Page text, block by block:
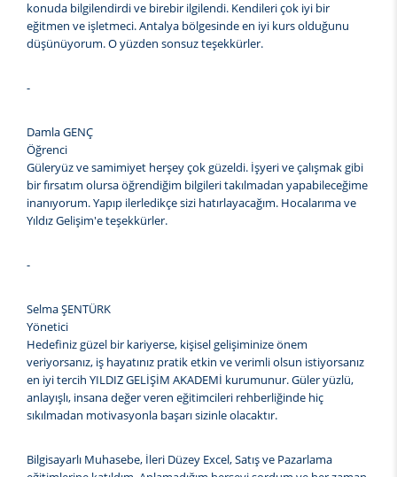
konuda bilgilendirdi ve birebir ilgilendi. Kendileri çok iyi bir
eğitmen ve işletmeci. Antalya bölgesinde en iyi kurs olduğunu
düşünüyorum. O yüzden sonsuz teşekkürler.
-
Damla GENÇ
Öğrenci
Güleryüz ve samimiyet herşey çok güzeldi. İşyeri ve çalışmak gibi
bir fırsatım olursa öğrendiğim bilgileri takılmadan yapabileceğime
inanıyorum. Yapıp ilerledikçe sizi hatırlayacağım. Hocalarıma ve
Yıldız Gelişim'e teşekkürler.
-
Selma ŞENTÜRK
Yönetici
Hedefiniz güzel bir kariyerse, kişisel gelişiminize önem
veriyorsanız, iş hayatınız pratik etkin ve verimli olsun istiyorsanız
en iyi tercih YILDIZ GELİŞİM AKADEMİ kurumunur. Güler yüzlü,
anlayışlı, insana değer veren eğitimcileri rehberliğinde hiç
sıkılmadan motivasyonla başarı sizinle olacaktır.
Bilgisayarlı Muhasebe, İleri Düzey Excel, Satış ve Pazarlama